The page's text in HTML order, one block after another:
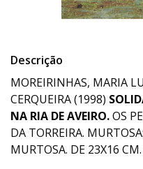
Descrição
MOREIRINHAS, MARIA
CERQUEIRA (1998)
NA RIA DE AVEIRO.OS
DA TORREIRA.
MURTOSA. DE 23X16